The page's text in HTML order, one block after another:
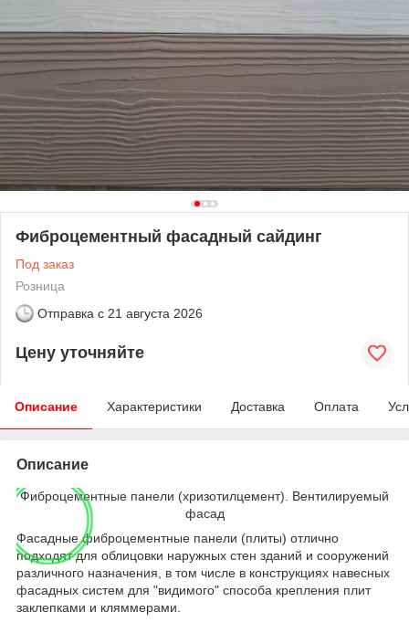
Фиброцементный фасадный сайдинг
Под заказ
Розница
Отправка с 21 августа 2026
Цену уточняйте
Описание Характеристики Доставка Оплата
Описание
Фиброцементные панели (хризотилцемент). Вентилируемый
фасад
Фасадные фиброцементные панели (плиты) отлично
подходят для облицовки наружных стен зданий и сооружений
различного назначения, в том числе в конструкциях навесных
фасадных систем для "видимого" способа крепления плит
заклепками и кляммерами.